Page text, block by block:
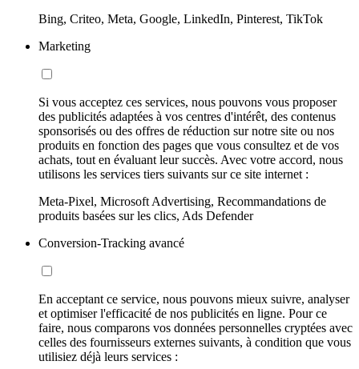
Bing, Criteo, Meta, Google, LinkedIn, Pinterest, TikTok
Marketing
Si vous acceptez ces services, nous pouvons vous proposer
des publicités adaptées à vos centres d'intérêt, des contenus
sponsorisés ou des offres de réduction sur notre site ou nos
produits en fonction des pages que vous consultez et de vos
achats, tout en évaluant leur succès. Avec votre accord, nous
utilisons les services tiers suivants sur ce site internet :
Meta-Pixel, Microsoft Advertising, Recommandations de
produits basées sur les clics, Ads Defender
Conversion-Tracking avancé
En acceptant ce service, nous pouvons mieux suivre, analyser
et optimiser l'efficacité de nos publicités en ligne. Pour ce
faire, nous comparons vos données personnelles cryptées avec
celles des fournisseurs externes suivants, à condition que vous
utilisiez déjà leurs services :